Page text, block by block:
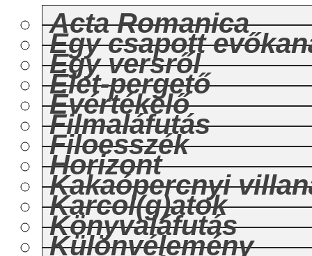
Acta Romanica
Egy csapott
Egy versről
Élet-pergető
Évértékelő
Filmaláfutás
Filoesszék
Horizont
Kakaópercnyi
Karcol(g)atok
Könyvaláfutás
Különvélemény